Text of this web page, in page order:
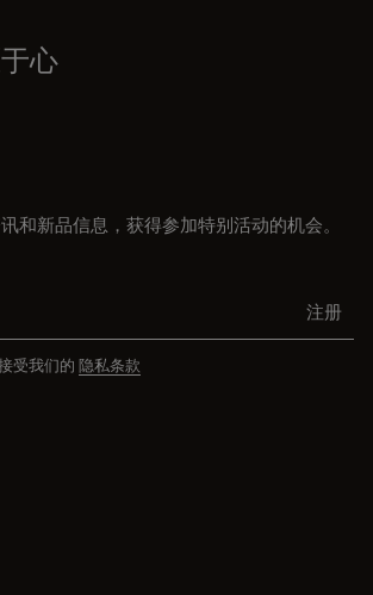
心
和新品信息，获得参加特别活动的机会。
注册
受我们的 隐私条款